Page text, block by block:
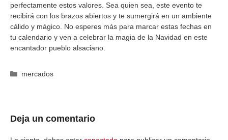
perfectamente estos valores. Sea quien sea, este evento te
recibirá con los brazos abiertos y te sumergirá en un ambiente
cálido y mágico. No esperes más para marcar estas fechas en
tu calendario y ven a celebrar la magia de la Navidad en este
encantador pueblo alsaciano.
Categorías
mercados
Deja un comentario